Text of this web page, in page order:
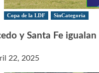
Copa de la LDF SinCategoria
y Santa Fe igualan
22, 2025